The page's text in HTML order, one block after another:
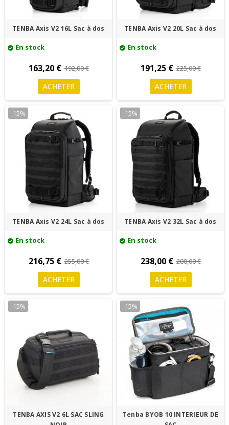
TENBA Axis V2 16L Sac à dos
check_circle En stock
163,20 € 192,00 €
ACHETER
TENBA Axis V2 20L Sac à dos
check_circle En stock
191,25 € 225,00 €
ACHETER
-15%
TENBA Axis V2 24L Sac à dos
check_circle En stock
216,75 € 255,00 €
ACHETER
-15%
TENBA Axis V2 32L Sac à dos
check_circle En stock
238,00 € 280,00 €
ACHETER
-15%
TENBA AXIS V2 6L SAC SLING
-15%
Tenba BYOB 10 INTERIEUR DE